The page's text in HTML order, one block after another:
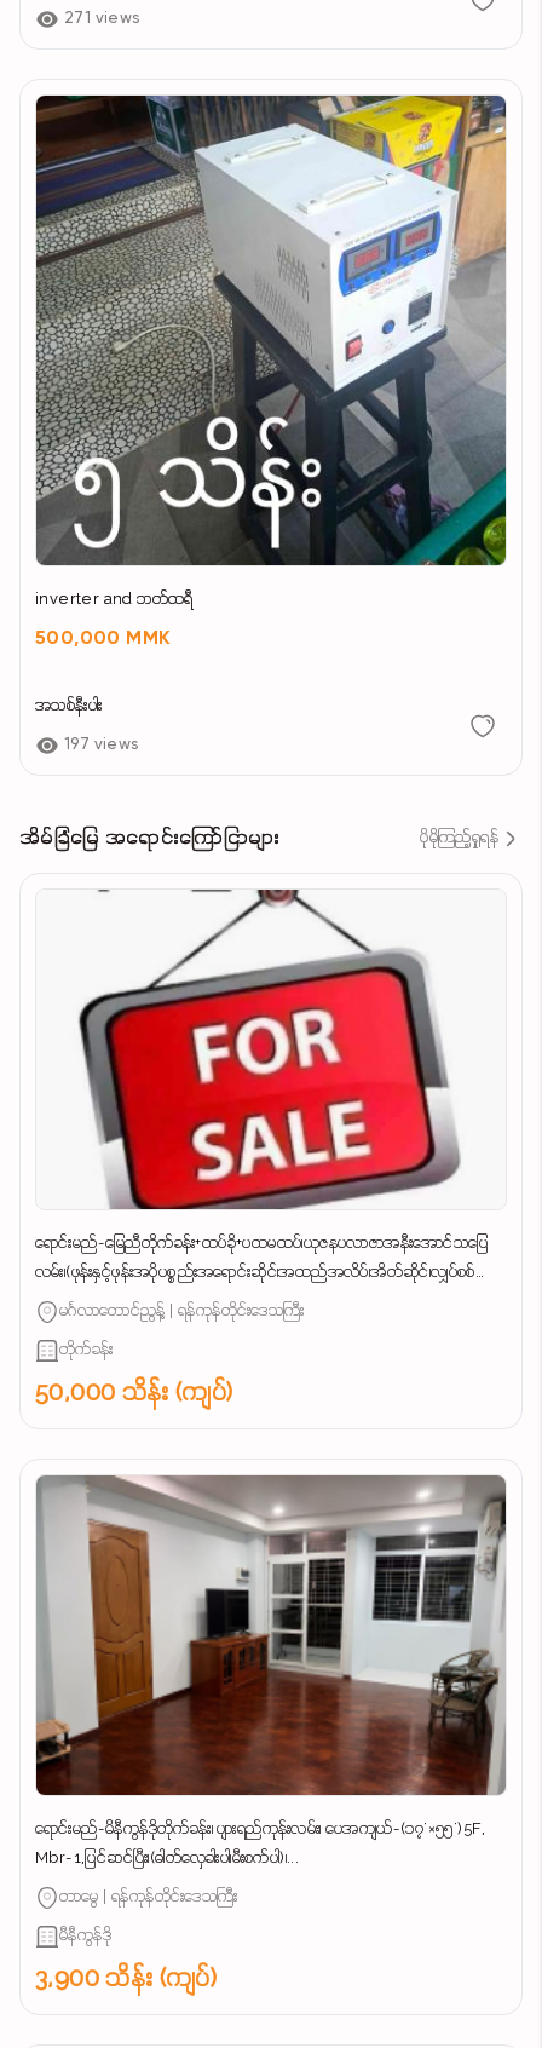
271 views
inverter and ဘတ်ထရီ
500,000 MMK
အသစ်နီးပါး
197 views
အိမ်ခြံမြေ အရောင်းကြော်ငြာများ ပိုမိုကြည့်ရှုရန်
ရောင်းမည်-မြေညီတိုက်ခန်း+ထပ်ခို+ပထမထပ်၊ယုဇနပလာဇာအနီးအောင်သပြေ
လမ်း၊(ဖုန်းနှင့်ဖုန်းအပိုပစ္စည်းအရောင်းဆိုင်၊အထည်အလိပ်၊အိတ်ဆိုင်၊လျှပ်စစ်
ပစ္စည်း)လက်လီလက်ကားလုပ်ငန်းများအဆင်ပြေ......
မင်္ဂလာတောင်ညွန့် | ရန်ကုန်တိုင်းဒေသကြီး
တိုက်ခန်း
50,000 သိန်း (ကျပ်)
ရောင်းမည်-မိနီကွန်ဒိုတိုက်ခန်း၊ ပျားရည်ကုန်းလမ်း၊ ပေအကျယ်-(၁၇'×၅၅')5F,
Mbr-1,ပြင်ဆင်ပြီး၊(ဓါတ်လှေခါးပါ၊မီးစက်ပါ)၊...
တာမွေ | ရန်ကုန်တိုင်းဒေသကြီး
မီနီကွန်ဒို
3,900 သိန်း (ကျပ်)